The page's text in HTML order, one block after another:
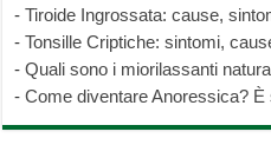
-Tiroide Ingrossata: cause,
-Tonsille Criptiche: sintomi,
-Quali sono i miorilassanti
-Come diventare Anoressica? È